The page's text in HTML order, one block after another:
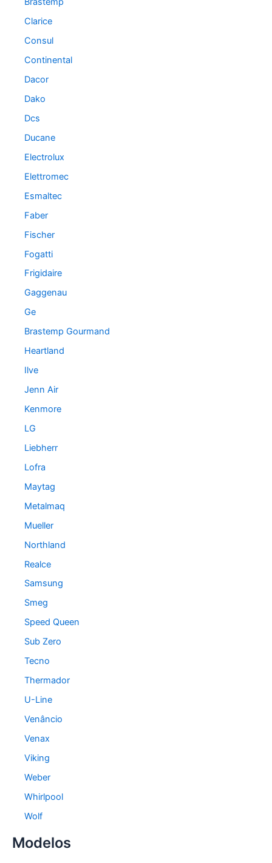
Clarice
Consul
Continental
Dacor
Dako
Dcs
Ducane
Electrolux
Elettromec
Esmaltec
Faber
Fischer
Fogatti
Frigidaire
Gaggenau
Ge
Brastemp Gourmand
Heartland
Ilve
Jenn Air
Kenmore
LG
Liebherr
Lofra
Maytag
Metalmaq
Mueller
Northland
Realce
Samsung
Smeg
Speed Queen
Sub Zero
Tecno
Thermador
U-Line
Venâncio
Venax
Viking
Weber
Whirlpool
Wolf
Modelos